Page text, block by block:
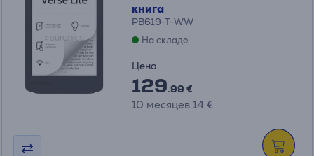
книга
PB619-T-WW
На складе
Цена:
129.99 €
10 месяцев 14 €